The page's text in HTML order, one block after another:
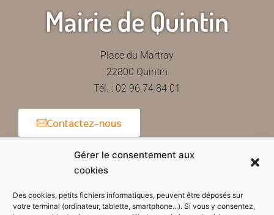
Gérer le consentement aux
cookies
Des cookies, petits fichiers informatiques, peuvent être déposés sur
votre terminal (ordinateur, tablette, smartphone...). Si vous y consentez,
Mairie de Quintin
Place du Martray
22800 Quintin
Tél. : 02 96 74 84 01
Contactez-nous
Horaires d'ouverture de la mairie